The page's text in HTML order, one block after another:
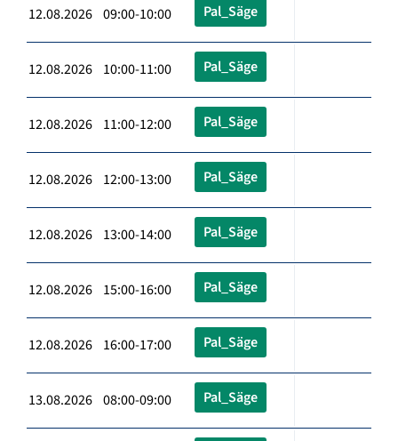
12.08.2026 09:00-10:00 Pal_Säge
12.08.2026 10:00-11:00 Pal_Säge
12.08.2026 11:00-12:00 Pal_Säge
12.08.2026 12:00-13:00 Pal_Säge
12.08.2026 13:00-14:00 Pal_Säge
12.08.2026 15:00-16:00 Pal_Säge
12.08.2026 16:00-17:00 Pal_Säge
13.08.2026 08:00-09:00 Pal_Säge